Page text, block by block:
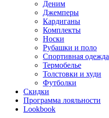
Деним
Джемперы
Кардиганы
Комплекты
Носки
Рубашки и поло
Спортивная одежда
Термобелье
Толстовки и худи
Футболки
Скидки
Программа лояльности
Lookbook